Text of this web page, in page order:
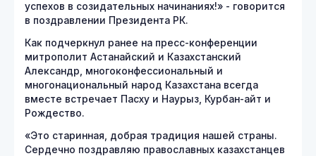
успехов в созидательных начинаниях!» - говорится
в поздравлении Президента РК.
Как подчеркнул ранее на пресс-конференции
митрополит Астанайский и Казахстанский
Александр, многоконфессиональный и
многонациональный народ Казахстана всегда
вместе встречает Пасху и Наурыз, Курбан-айт и
Рождество.
«Это старинная, добрая традиция нашей страны.
Сердечно поздравляю православных казахстанцев